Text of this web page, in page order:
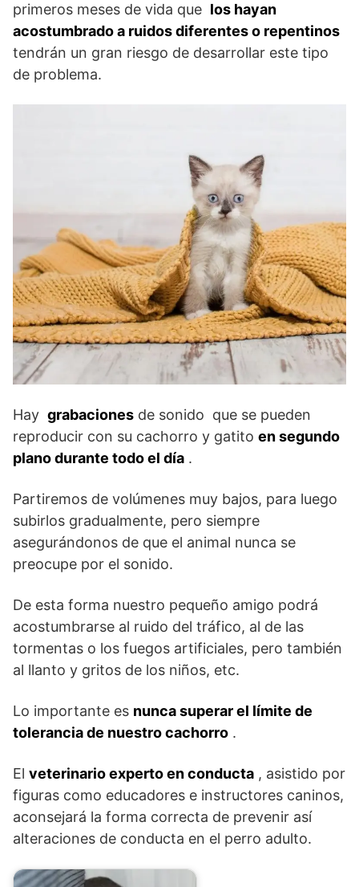
primeros meses de vida que los hayan
acostumbrado a ruidos diferentes o repentinos
tendrán un gran riesgo de desarrollar este tipo
de problema.
Hay grabaciones de sonido que se pueden
reproducir con su cachorro y gatito en segundo
plano durante todo el día .
Partiremos de volúmenes muy bajos, para luego
subirlos gradualmente, pero siempre
asegurándonos de que el animal nunca se
preocupe por el sonido.
De esta forma nuestro pequeño amigo podrá
acostumbrarse al ruido del tráfico, al de las
tormentas o los fuegos artificiales, pero también
al llanto y gritos de los niños, etc.
Lo importante es nunca superar el límite de
tolerancia de nuestro cachorro .
El veterinario experto en conducta , asistido por
figuras como educadores e instructores caninos,
aconsejará la forma correcta de prevenir así
alteraciones de conducta en el perro adulto.